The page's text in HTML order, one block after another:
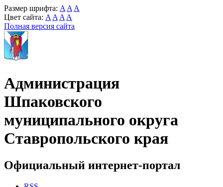
Размер шрифта: A A A
Цвет сайта: A A A A
Полная версия сайта
Администрация
Шпаковского
муниципального округа
Ставропольского края
Официальный интернет-портал